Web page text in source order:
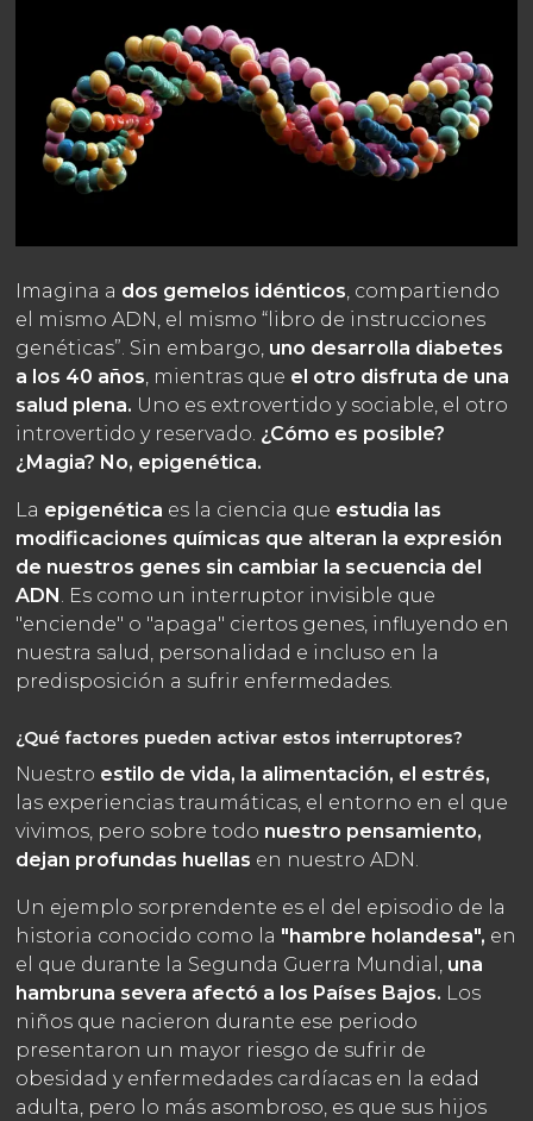
Imagina a dos gemelos idénticos, compartiendo
el mismo ADN, el mismo “libro de instrucciones
genéticas”. Sin embargo, uno desarrolla diabetes
a los 40 años, mientras que el otro disfruta de una
salud plena. Uno es extrovertido y sociable, el otro
introvertido y reservado. ¿Cómo es posible?
¿Magia? No, epigenética.
La epigenética es la ciencia que estudia las
modificaciones químicas que alteran la expresión
de nuestros genes sin cambiar la secuencia del
ADN. Es como un interruptor invisible que
"enciende" o "apaga" ciertos genes, influyendo en
nuestra salud, personalidad e incluso en la
predisposición a sufrir enfermedades.
¿Qué factores pueden activar estos interruptores?
Nuestro estilo de vida, la alimentación, el estrés,
las experiencias traumáticas, el entorno en el que
vivimos, pero sobre todo nuestro pensamiento,
dejan profundas huellas en nuestro ADN.
Un ejemplo sorprendente es el del episodio de la
historia conocido como la "hambre holandesa", en
el que durante la Segunda Guerra Mundial, una
hambruna severa afectó a los Países Bajos. Los
niños que nacieron durante ese periodo
presentaron un mayor riesgo de sufrir de
obesidad y enfermedades cardíacas en la edad
adulta, pero lo más asombroso, es que sus hijos